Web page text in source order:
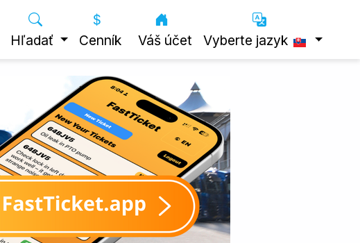
Hľadať Cenník Váš účet Vyberte jazyk